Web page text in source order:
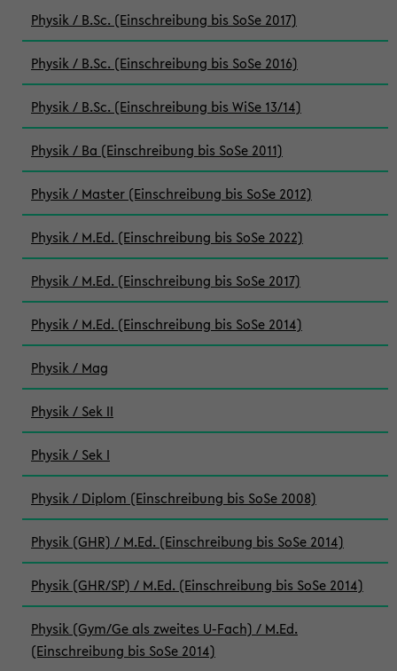
Physik / B.Sc. (Einschreibung bis SoSe 2017)
Physik / B.Sc. (Einschreibung bis SoSe 2016)
Physik / B.Sc. (Einschreibung bis WiSe 13/14)
Physik / Ba (Einschreibung bis SoSe 2011)
Physik / Master (Einschreibung bis SoSe 2012)
Physik / M.Ed. (Einschreibung bis SoSe 2022)
Physik / M.Ed. (Einschreibung bis SoSe 2017)
Physik / M.Ed. (Einschreibung bis SoSe 2014)
Physik / Mag
Physik / Sek II
Physik / Sek I
Physik / Diplom (Einschreibung bis SoSe 2008)
Physik (GHR) / M.Ed. (Einschreibung bis SoSe 2014)
Physik (GHR/SP) / M.Ed. (Einschreibung bis SoSe 2014)
Physik (Gym/Ge als zweites U-Fach) / M.Ed.
(Einschreibung bis SoSe 2014)